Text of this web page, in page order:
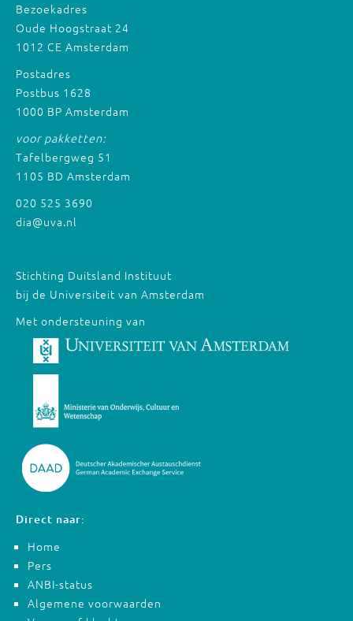
Bezoekadres
Oude Hoogstraat 24
1012 CE Amsterdam
Postadres
Postbus 1628
1000 BP Amsterdam
voor pakketten:
Tafelbergweg 51
1105 BD Amsterdam
020 525 3690
dia@uva.nl
Stichting Duitsland Instituut
bij de Universiteit van Amsterdam
Met ondersteuning van
Direct naar:
Home
Pers
ANBI-status
Algemene voorwaarden